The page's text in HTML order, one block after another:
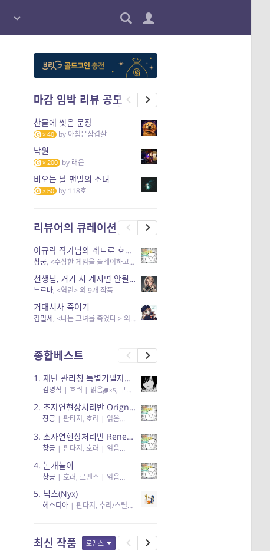
마감 임박 리뷰 공모
찬물에 씻은 문장
40 by 아침은삼겹살
낙원
200 by 래온
비오는 날 맨발의 소녀
50 by 118호
리뷰어의 큐레이션
이규락 작가님의 레트로 호러 리뷰
창궁, <수상한 게임을 플레이하고 있어> 외 3개 작품
선생님, 거기 서 계시면 안될 것 같은데요-역할 클리셰를 비튼 작품들
노르바, <역린> 외 9개 작품
거대서사 죽이기
김밀세, <나는 그녀를 죽였다.> 외 1개 작품
종합베스트
1. 재난 관리청 특별기밀자료들
김병식 | 호러 | 읽음 ×5, 구독 , 응원95, 리뷰3
2. 초자연현상처리반 Orignal + True Ending
창궁| 판타지, 호러 | 읽음 , 구독 , 응원6
3. 초자연현상처리반 Renewal
창궁| 판타지, 호러 | 읽음 , 구독 , 응원82, 리뷰4
4. 논개놀이
창궁| 호러, 로맨스| 읽음 , 공감11, 응원25
5. 닉스(Nyx)
헤스티아| 판타지, 추리/스릴러 | 읽음
최신 작품 로맨스